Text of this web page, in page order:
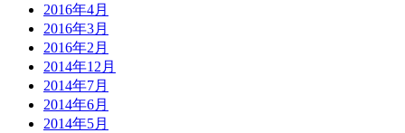
2016年4月
2016年3月
2016年2月
2014年12月
2014年7月
2014年6月
2014年5月